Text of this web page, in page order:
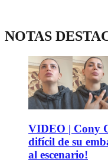
NOTAS
VIDEO | Cony
difícil de su
al escenario!